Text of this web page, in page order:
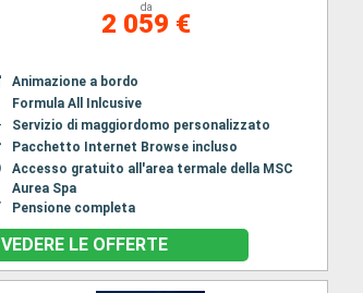
da
2 059 €
Animazione a bordo
Formula All Inlcusive
Servizio di maggiordomo personalizzato
Pacchetto Internet Browse incluso
Accesso gratuito all'area termale della MSC
Aurea Spa
Pensione completa
VEDERE LE OFFERTE